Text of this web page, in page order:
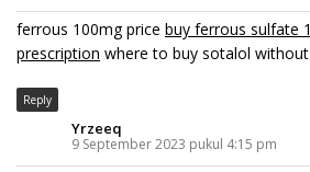
ferrous 100mg price buy ferrous sulfate
prescription where to buy sotalol
Reply
Yrzeeq
9 September 2023 pukul 4:15 pm